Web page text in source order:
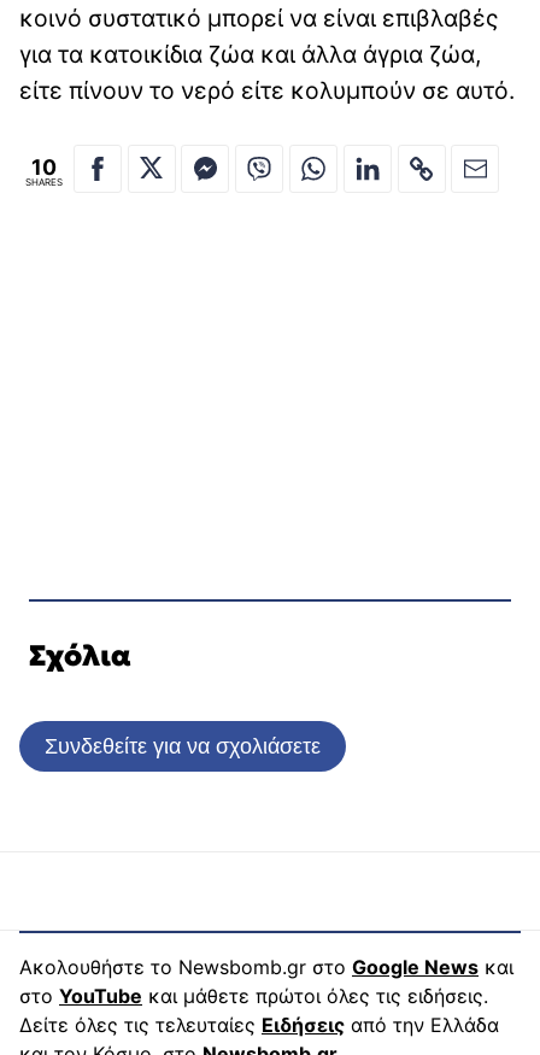
κοινό συστατικό μπορεί να είναι επιβλαβές
για τα κατοικίδια ζώα και άλλα άγρια ζώα,
είτε πίνουν το νερό είτε κολυμπούν σε αυτό.
10
SHARES
Σχόλια
Συνδεθείτε για να σχολιάσετε
Ακολουθήστε το Newsbomb.gr στο Google News και
στο YouTube και μάθετε πρώτοι όλες τις ειδήσεις.
Δείτε όλες τις τελευταίες Ειδήσεις από την Ελλάδα